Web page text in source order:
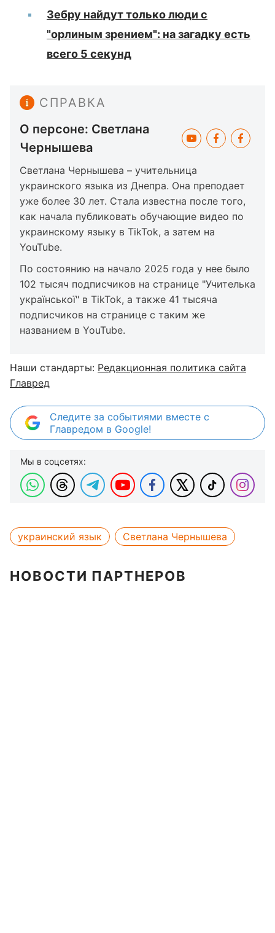
Зебру найдут только люди с
"орлиным зрением": на загадку есть
всего 5 секунд
СПРАВКА
О персоне: Светлана
Чернышева
Светлана Чернышева – учительница
украинского языка из Днепра. Она преподает
уже более 30 лет. Стала известна после того,
как начала публиковать обучающие видео по
украинскому языку в TikTok, а затем на
YouTube.
По состоянию на начало 2025 года у нее было
102 тысяч подписчиков на странице "Учителька
української" в TikTok, а также 41 тысяча
подписчиков на странице с таким же
названием в YouTube.
Наши стандарты: Редакционная политика сайта
Главред
Следите за событиями вместе с
Главредом в Google!
Мы в соцсетях:
украинский язык Светлана Чернышева
НОВОСТИ ПАРТНЕРОВ